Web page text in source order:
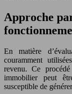
Approche
En matière
couramment
revenu. Ce
immobilier peut
susceptible de